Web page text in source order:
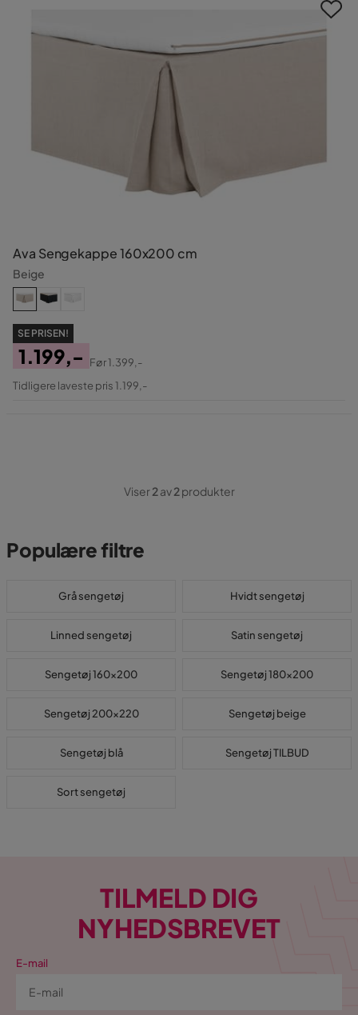
Ava Sengekappe 160x200 cm
Beige
SE PRISEN!
Pris
1.199,-
Original
Før1.399,-
Tidligere laveste pris 1.199,-
Viser2av2produkter
Populære filtre
Grå sengetøj Hvidt sengetøj
Linned sengetøj Satin sengetøj
Sengetøj 160x200 Sengetøj 180x200
Sengetøj 200x220 Sengetøj beige
Sengetøj blå Sengetøj TILBUD
Sort sengetøj
TILMELD DIG
NYHEDSBREVET
E-mail